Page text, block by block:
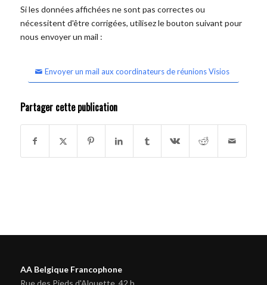
Si les données affichées ne sont pas correctes ou
nécessitent d'être corrigées, utilisez le bouton suivant pour
nous envoyer un mail :
Envoyer un mail aux coordinateurs de réunions Visios
Partager cette publication
AA Belgique Francophone
Rue des Pieds d'Alouette, 42 b